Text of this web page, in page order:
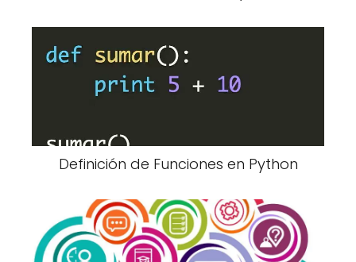
Definición de Funciones en Python